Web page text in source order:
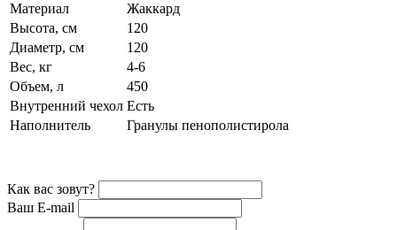
Материал
Жаккард
Высота, см
120
Диаметр, см
120
Вес, кг
4-6
Объем, л
450
Внутренний чехол Есть
Наполнитель
Гранулы пенополистирола
Как вас зовут?
Ваш E-mail